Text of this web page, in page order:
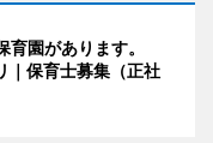
園があります。
｜保育士募集（正社